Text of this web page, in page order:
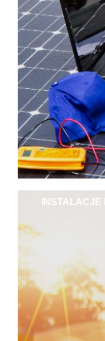
INSTALACJE